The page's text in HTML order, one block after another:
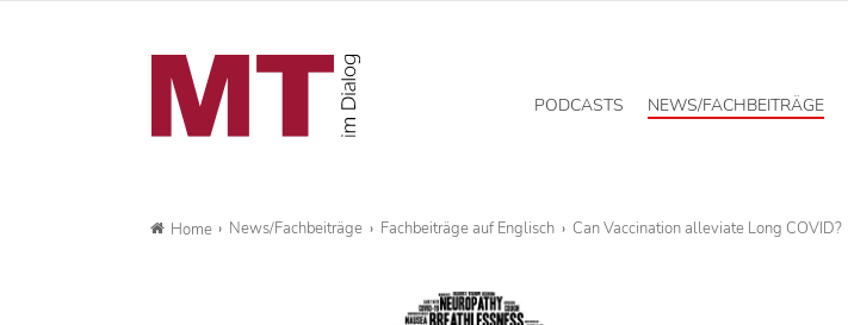
PODCASTS NEWS/FACHBEITRÄGE
Home News/Fachbeiträge Fachbeiträge auf Englisch Can Vaccination alleviate Long COVID?